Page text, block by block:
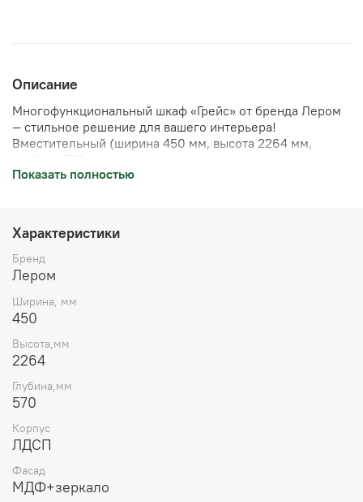
Описание
Многофункциональный шкаф «Грейс» от бренда Лером
— стильное решение для вашего интерьера!
Вместительный (ширина 450 мм, высота 2264 мм,
материалов корпус-LDSP, фасад-МДФ с зеркальной
производства, гарантия качества – 24 месяца. Создайте
уют вместе с Лером!
Показать полностью
Характеристики
Бренд
Лером
Ширина, мм
450
Высота,мм
2264
Глубина,мм
570
Корпус
ЛДСП
Фасад
МДФ+зеркало